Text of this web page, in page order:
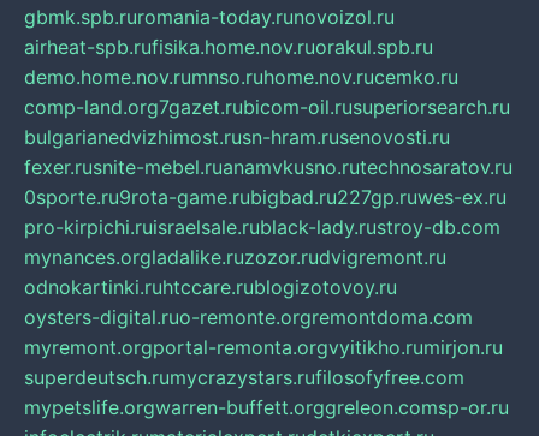
gbmk.spb.ruromania-today.runovoizol.ru
airheat-spb.rufisika.home.nov.ruorakul.spb.ru
demo.home.nov.rumnso.ruhome.nov.rucemko.ru
comp-land.org7gazet.rubicom-oil.rusuperiorsearch.ru
bulgarianedvizhimost.rusn-hram.rusenovosti.ru
fexer.rusnite-mebel.ruanamvkusno.rutechnosaratov.ru
0sporte.ru9rota-game.rubigbad.ru227gp.ruwes-ex.ru
pro-kirpichi.ruisraelsale.rublack-lady.rustroy-db.com
mynances.orgladalike.ruzozor.rudvigremont.ru
odnokartinki.ruhtccare.rublogizotovoy.ru
oysters-digital.ruo-remonte.orgremontdoma.com
myremont.orgportal-remonta.orgvyitikho.rumirjon.ru
superdeutsch.rumycrazystars.rufilosofyfree.com
mypetslife.orgwarren-buffett.orggreleon.comsp-or.ru